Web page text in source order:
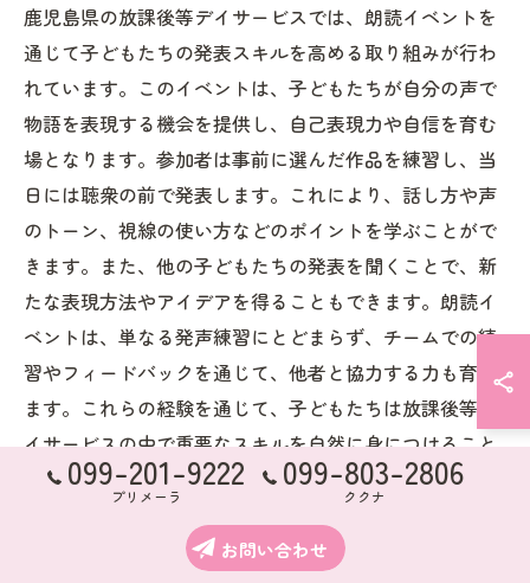
鹿児島県の放課後等デイサービスでは、朗読イベントを
通じて子どもたちの発表スキルを高める取り組みが行わ
れています。このイベントは、子どもたちが自分の声で
物語を表現する機会を提供し、自己表現力や自信を育む
場となります。参加者は事前に選んだ作品を練習し、当
日には聴衆の前で発表します。これにより、話し方や声
のトーン、視線の使い方などのポイントを学ぶことがで
きます。また、他の子どもたちの発表を聞くことで、新
たな表現方法やアイデアを得ることもできます。朗読イ
ベントは、単なる発声練習にとどまらず、チームでの練
習やフィードバックを通じて、他者と協力する力も育て
ます。これらの経験を通じて、子どもたちは放課後等デ
イサービスの中で重要なスキルを自然に身につけること
ができ、学校生活や将来に役立つ基本的なコミュニケー
099-201-9222
プリメーラ
099-803-2806
ククナ
お問い合わせ